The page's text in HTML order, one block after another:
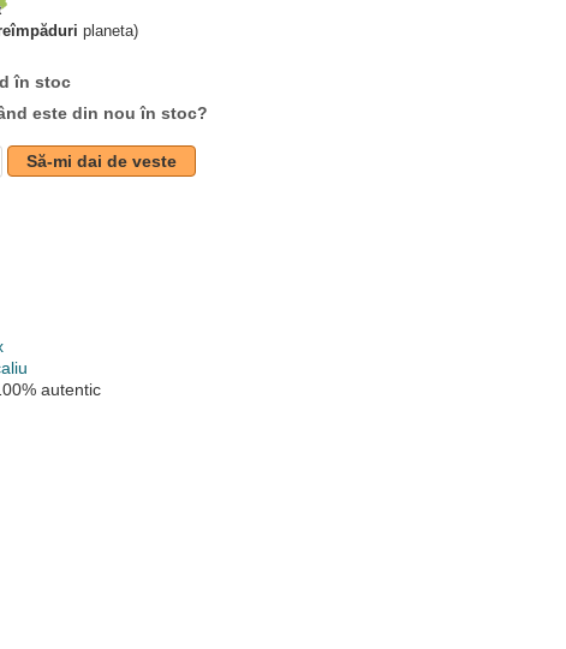
planeta)
în stoc
este din nou în stoc?
Să-mi dai de veste
autentic